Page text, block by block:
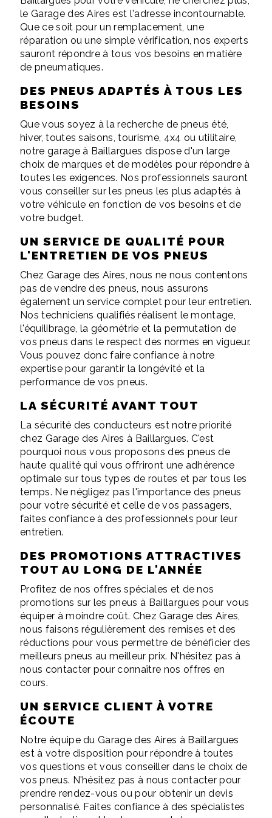
le Garage des Aires est l'adresse incontournable.
Que ce soit pour un remplacement, une
réparation ou une simple vérification, nos experts
sauront répondre à tous vos besoins en matière
de pneumatiques.
DES PNEUS ADAPTÉS À TOUS LES
BESOINS
Que vous soyez à la recherche de pneus été,
hiver, toutes saisons, tourisme, 4x4 ou utilitaire,
notre garage à Baillargues dispose d'un large
choix de marques et de modèles pour répondre à
toutes les exigences. Nos professionnels sauront
vous conseiller sur les pneus les plus adaptés à
votre véhicule en fonction de vos besoins et de
votre budget.
UN SERVICE DE QUALITÉ POUR
L'ENTRETIEN DE VOS PNEUS
Chez Garage des Aires, nous ne nous contentons
pas de vendre des pneus, nous assurons
également un service complet pour leur entretien.
Nos techniciens qualifiés réalisent le montage,
l'équilibrage, la géométrie et la permutation de
vos pneus dans le respect des normes en vigueur.
Vous pouvez donc faire confiance à notre
expertise pour garantir la longévité et la
performance de vos pneus.
LA SÉCURITÉ AVANT TOUT
La sécurité des conducteurs est notre priorité
chez Garage des Aires à Baillargues. C'est
pourquoi nous vous proposons des pneus de
haute qualité qui vous offriront une adhérence
optimale sur tous types de routes et par tous les
temps. Ne négligez pas l'importance des pneus
pour votre sécurité et celle de vos passagers,
faites confiance à des professionnels pour leur
entretien.
DES PROMOTIONS ATTRACTIVES
TOUT AU LONG DE L'ANNÉE
Profitez de nos offres spéciales et de nos
promotions sur les pneus à Baillargues pour vous
équiper à moindre coût. Chez Garage des Aires,
nous faisons régulièrement des remises et des
réductions pour vous permettre de bénéficier des
meilleurs pneus au meilleur prix. N'hésitez pas à
nous contacter pour connaître nos offres en
cours.
UN SERVICE CLIENT À VOTRE
ÉCOUTE
Notre équipe du Garage des Aires à Baillargues
est à votre disposition pour répondre à toutes
vos questions et vous conseiller dans le choix de
vos pneus. N'hésitez pas à nous contacter pour
prendre rendez-vous ou pour obtenir un devis
personnalisé. Faites confiance à des spécialistes